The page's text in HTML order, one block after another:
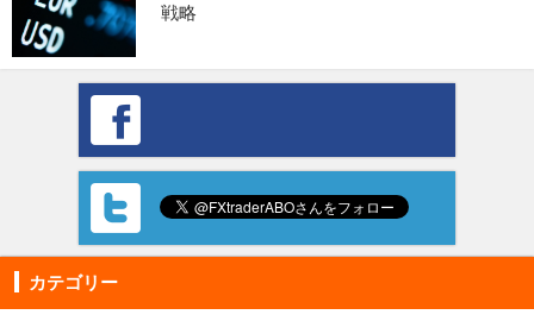
戦略
カテゴリー